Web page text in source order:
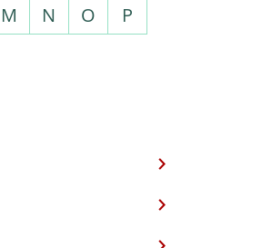
M N O
P